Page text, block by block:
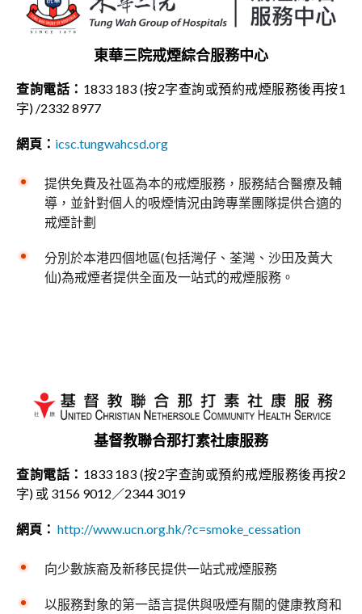
東華三院戒煙綜合服務中心
查詢電話： 1833 183 (按2字查詢或預約戒煙服務後再按1
字) /2332 8977
網頁： icsc.tungwahcsd.org
提供免費及社區為本的戒煙服務，服務結合醫療及輔
導，並針對個人的吸煙情況由跨專業團隊提供合適的
戒煙計劃
分別於本港四個地區(包括灣仔、荃灣、沙田及黃大
仙)為戒煙者提供全面及一站式的戒煙服務。
基督教聯合那打素社康服務
查詢電話： 1833 183 (按2字查詢或預約戒煙服務後再按2
字) 或 3156 9012／2344 3019
網頁： http://www.ucn.org.hk/?c=smoke_cessation
向少數族裔及新移民提供一站式戒煙服務
以服務對象的第一語言提供與吸煙有關的健康教育和